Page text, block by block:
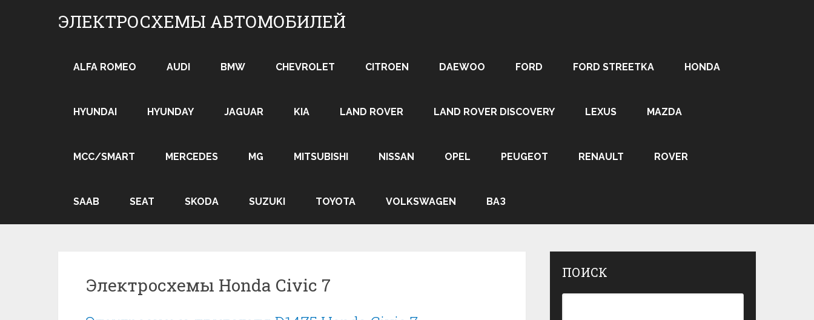
ЭЛЕКТРОСХЕМЫ АВТОМОБИЛЕЙ
ALFA ROMEO AUDI BMW CHEVROLET CITROEN DAEWOO FORD FORD STREETKA HONDA
HYUNDAI HYUNDAY JAGUAR KIA LAND ROVER LAND ROVER DISCOVERY LEXUS MAZDA
MCC/SMART MERCEDES MG MITSUBISHI NISSAN OPEL PEUGEOT RENAULT ROVER
SAAB SEAT SKODA SUZUKI TOYOTA VOLKSWAGEN ВАЗ
Электросхемы Honda Civic 7
ПОИСК